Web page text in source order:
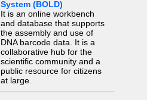
System (BOLD)
It is an online workbench
and database that supports
the assembly and use of
DNA barcode data. It is a
collaborative hub for the
scientific community and a
public resource for citizens
at large.